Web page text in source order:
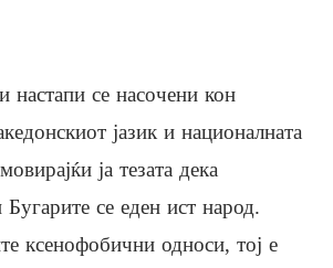
настапи се насочени кон
јазик и националната
ја тезата дека
се еден ист народ.
ксенофобични односи, тој е